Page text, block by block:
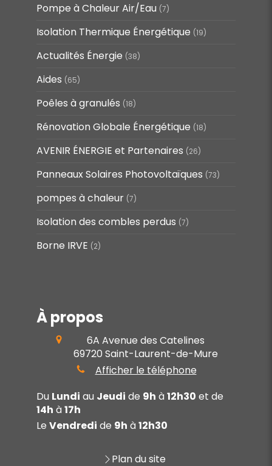
Pompe à Chaleur Air/Eau (7)
Isolation Thermique Énergétique (19)
Actualités Énergie (38)
Aides (65)
Poêles à granulés (18)
Rénovation Globale Énergétique (18)
AVENIR ÉNERGIE et Partenaires (26)
Panneaux Solaires Photovoltaïques (73)
pompes à chaleur (7)
Isolation des combles perdus (7)
Borne IRVE (2)
À propos
6A Avenue des Catelines
69720 Saint-Laurent-de-Mure
Afficher le téléphone
Du Lundi au Jeudi de 9h à12h30 et de
14h à17h
Le Vendredi de 9h à12h30
Plan du site